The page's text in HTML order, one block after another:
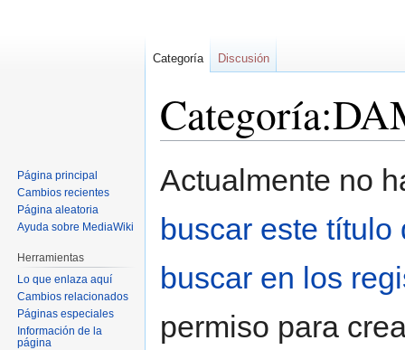
a
navegación
a
búsqueda
Actualmente no
buscar este título
buscar en los
permiso para
Categoría Discusión
Página principal
Cambios recientes
Página aleatoria
Ayuda sobre MediaWiki
Herramientas
Lo que enlaza aquí
Cambios relacionados
Páginas especiales
Información de la
página